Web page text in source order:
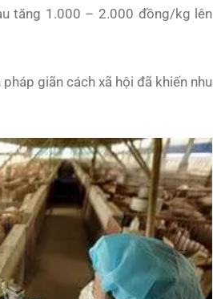
tăng 1.000 – 2.000 đồng/kg lên
giãn cách xã hội đã khiến nhu